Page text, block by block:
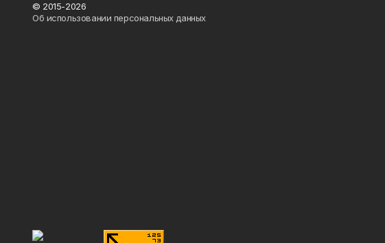
© 2015-2026
Об использовании персональных данных